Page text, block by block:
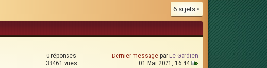
6 sujets •
0 réponses
38461 vues
Dernier message par Le Gardien
01 Mai 2021, 16:44